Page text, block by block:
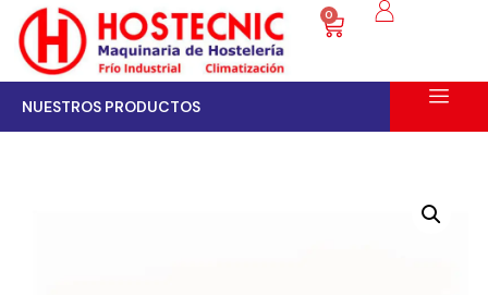
0
NUESTROS PRODUCTOS